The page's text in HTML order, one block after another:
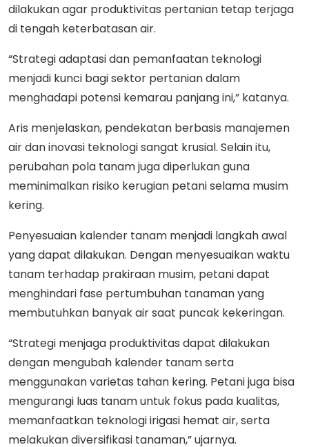
dilakukan agar produktivitas pertanian tetap terjaga
di tengah keterbatasan air.
“Strategi adaptasi dan pemanfaatan teknologi
menjadi kunci bagi sektor pertanian dalam
menghadapi potensi kemarau panjang ini,” katanya.
Aris menjelaskan, pendekatan berbasis manajemen
air dan inovasi teknologi sangat krusial. Selain itu,
perubahan pola tanam juga diperlukan guna
meminimalkan risiko kerugian petani selama musim
kering.
Penyesuaian kalender tanam menjadi langkah awal
yang dapat dilakukan. Dengan menyesuaikan waktu
tanam terhadap prakiraan musim, petani dapat
menghindari fase pertumbuhan tanaman yang
membutuhkan banyak air saat puncak kekeringan.
“Strategi menjaga produktivitas dapat dilakukan
dengan mengubah kalender tanam serta
menggunakan varietas tahan kering. Petani juga bisa
mengurangi luas tanam untuk fokus pada kualitas,
memanfaatkan teknologi irigasi hemat air, serta
melakukan diversifikasi tanaman,” ujarnya.